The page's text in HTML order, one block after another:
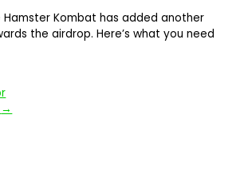
Hamster Kombat has added another
the airdrop. Here’s what you need
→